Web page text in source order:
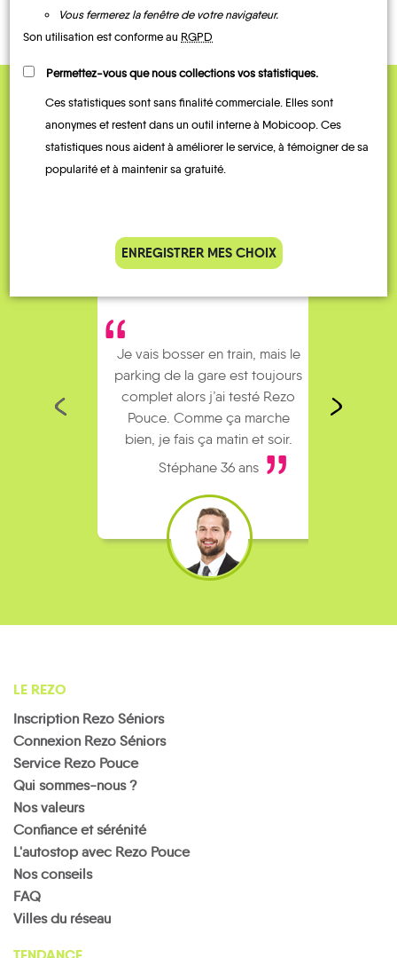
Saint-
d'EmbrunApollinaireSauveurLac
le-Lac
QUELQUES
Témoignages
Je vais bosser en train, mais le
parking de la gare est toujours
complet alors j’ai testé Rezo
Pouce. Comme ça marche
bien, je fais ça matin et soir.
Stéphane 36 ans
LE REZO
Inscription Rezo Séniors
Connexion Rezo Séniors
Service Rezo Pouce
Qui sommes-nous ?
Nos valeurs
Confiance et sérénité
L'autostop avec Rezo Pouce
Nos conseils
FAQ
Villes du réseau
Vous fermerez la fenêtre de votre navigateur.
Son utilisation est conforme au RGPD
Permettez-vous que nous collections vos statistiques.
Ces statistiques sont sans finalité commerciale. Elles sont
anonymes et restent dans un outil interne à Mobicoop. Ces
statistiques nous aident à améliorer le service, à témoigner de sa
popularité et à maintenir sa gratuité.
ENREGISTRER MES CHOIX